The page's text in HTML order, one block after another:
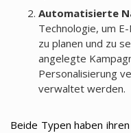
Automatisierte
Technologie, um
zu planen und zu
angelegte
Personalisierung
verwaltet werden.
Beide Typen haben